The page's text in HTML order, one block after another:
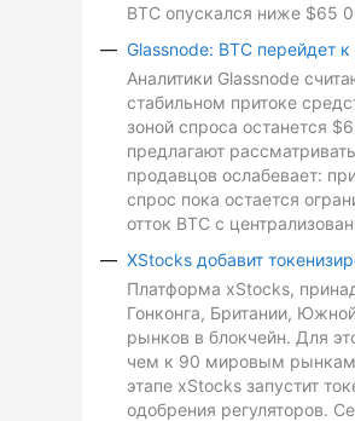
BTC опускался ниже $65
Glassnode: BTC перейдет
Аналитики Glassnode
стабильном притоке
зоной спроса останется
предлагают
продавцов ослабевает:
спрос пока остается
отток BTC с
XStocks добавит
Платформа xStocks,
Гонконга, Британии,
рынков в блокчейн. Для
чем к 90 мировым рынкам
этапе xStocks запустит
одобрения регуляторов.